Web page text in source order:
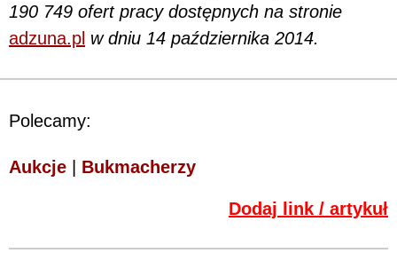
190 749 ofert pracy dostępnych na stronie
adzuna.pl w dniu 14 października 2014.
Polecamy:
Aukcje Bukmacherzy
Dodaj link / artykuł